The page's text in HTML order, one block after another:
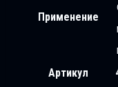
Применение
Артикул